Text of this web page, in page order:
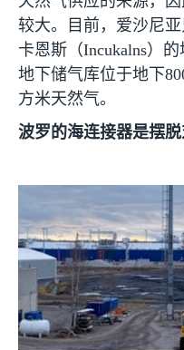
较大。目前，爱沙尼
卡恩斯（Incukalns）
地下储气库位于地下
方米天然气。
波罗的海连接器是摆